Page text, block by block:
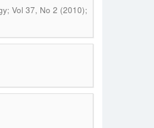
Vol 37, No 2 (2010);